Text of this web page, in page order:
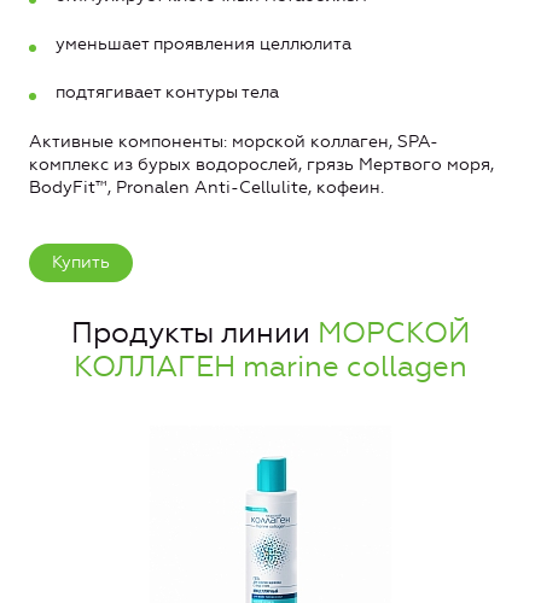
уменьшает проявления целлюлита
подтягивает контуры тела
Активные компоненты: морской коллаген, SPA-
комплекс из бурых водорослей, грязь Мертвого моря,
BodyFit™, Pronalen Anti-Cellulite, кофеин.
Купить
Продукты линии МОРСКОЙ
КОЛЛАГЕН marine collagen